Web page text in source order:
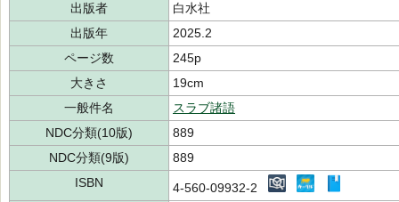
出版者
白水社
出版年
2025.2
ページ数
245p
大きさ
19cm
一般件名
スラブ諸語
NDC分類(10版)
889
NDC分類(9版)
889
ISBN
4-560-09932-2